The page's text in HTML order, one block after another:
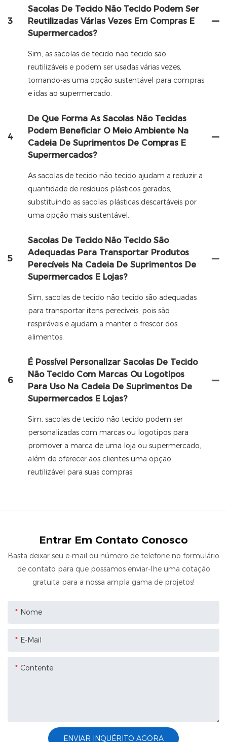
3
Sacolas De Tecido Não Tecido Podem Ser
Reutilizadas Várias Vezes Em Compras E
Supermercados?
Sim, as sacolas de tecido não tecido são
reutilizáveis ​​e podem ser usadas várias vezes,
tornando-as uma opção sustentável para compras
e idas ao supermercado.
4
De Que Forma As Sacolas Não Tecidas
Podem Beneficiar O Meio Ambiente Na
Cadeia De Suprimentos De Compras E
Supermercados?
As sacolas de tecido não tecido ajudam a reduzir a
quantidade de resíduos plásticos gerados,
substituindo as sacolas plásticas descartáveis ​​por
uma opção mais sustentável.
5
Sacolas De Tecido Não Tecido São
Adequadas Para Transportar Produtos
Perecíveis Na Cadeia De Suprimentos De
Supermercados E Lojas?
Sim, sacolas de tecido não tecido são adequadas
para transportar itens perecíveis, pois são
respiráveis ​​e ajudam a manter o frescor dos
alimentos.
6
É Possível Personalizar Sacolas De Tecido
Não Tecido Com Marcas Ou Logotipos
Para Uso Na Cadeia De Suprimentos De
Supermercados E Lojas?
Sim, sacolas de tecido não tecido podem ser
personalizadas com marcas ou logotipos para
promover a marca de uma loja ou supermercado,
além de oferecer aos clientes uma opção
reutilizável para suas compras.
Entrar Em Contato Conosco
Basta deixar seu e-mail ou número de telefone no formulário
de contato para que possamos enviar-lhe uma cotação
gratuita para a nossa ampla gama de projetos!
Nome
E-Mail
Contente
ENVIAR INQUÉRITO AGORA